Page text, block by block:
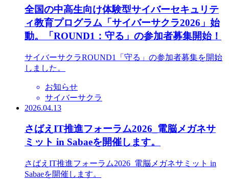
全国の中高生向け体験型サイバーセキュリテ
ィ教育プログラム「サイバーサクラ2026」始
動。「ROUND1：守る」の参加者募集開始！
サイバーサクラROUND1「守る」の参加者募集を開始
しました。
お知らせ
サイバーサクラ
2026.04.13
さばえIT推進フォーラム2026_電脳メガネサ
ミット in Sabaeを開催します。
さばえIT推進フォーラム2026_電脳メガネサミット in
Sabaeを開催します。